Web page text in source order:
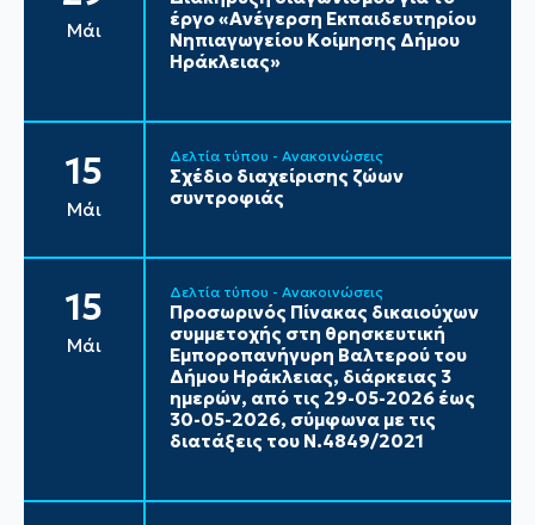
Μάι
έργο «Ανέγερση Εκπαιδευτηρίου
Νηπιαγωγείου Κοίμησης Δήμου
Ηράκλειας»
15
Μάι
Δελτία τύπου - Ανακοινώσεις
Σχέδιο διαχείρισης ζώων
συντροφιάς
15
Μάι
Δελτία τύπου - Ανακοινώσεις
Προσωρινός Πίνακας δικαιούχων
συμμετοχής στη θρησκευτική
Εμποροπανήγυρη Βαλτερού του
Δήμου Ηράκλειας, διάρκειας 3
ημερών, από τις 29-05-2026 έως
30-05-2026, σύμφωνα με τις
διατάξεις του Ν.4849/2021